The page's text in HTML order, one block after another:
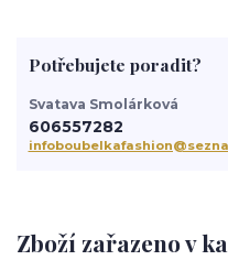
Zboží zařazeno v
Potřebujete poradit?
Svatava Smolárková
606557282